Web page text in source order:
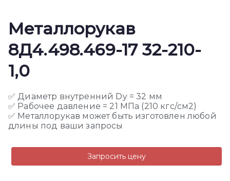
Металлорукав
8Д4.498.469-17 32-210-
1,0
✅ Диаметр внутренний Dy = 32 мм
✅ Рабочее давление = 21 МПа (210 кгс/см2)
✅ Металлорукав может быть изготовлен любой
длины под ваши запросы
Запросить цену